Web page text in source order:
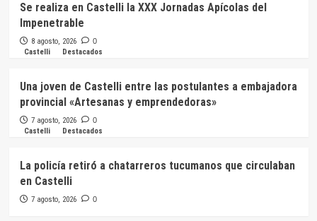
Se realiza en Castelli la XXX Jornadas Apícolas del
Impenetrable
8 agosto, 2026 0
Castelli Destacados
Una joven de Castelli entre las postulantes a embajadora
provincial «Artesanas y emprendedoras»
7 agosto, 2026 0
Castelli Destacados
La policía retiró a chatarreros tucumanos que circulaban
en Castelli
7 agosto, 2026 0